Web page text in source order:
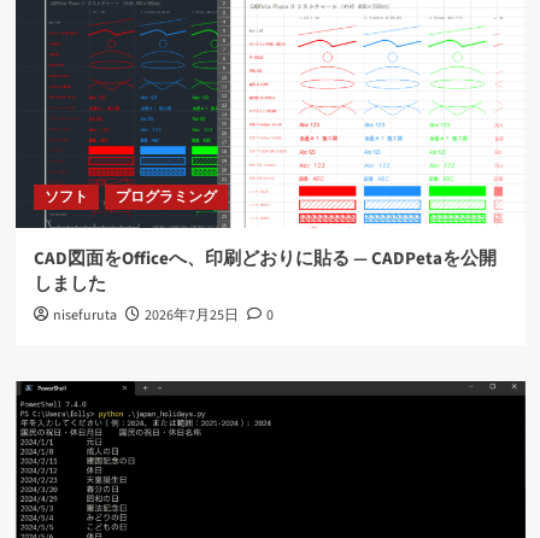
ソフト プログラミング
CAD図面をOfficeへ、印刷どおりに貼る ― CADPetaを公開
しました
nisefuruta 2026年7月25日 0